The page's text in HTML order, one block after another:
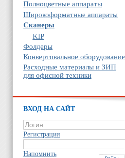
Полноцветные аппараты
Широкоформатные аппараты
Сканеры
KIP
Фолдеры
Конвертовальное оборудование
Расходные материалы и ЗИП
для офисной техники
ВХОД НА САЙТ
Регистрация
Напомнить